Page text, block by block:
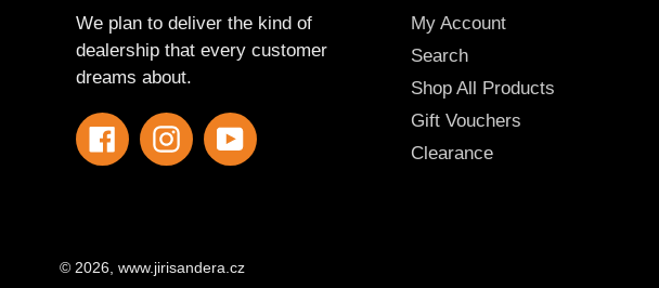
We plan to deliver the kind of
dealership that every customer
dreams about.
FacebookInstagramYouTube
My Account
Search
Shop All Products
Gift Vouchers
Clearance
© 2026, www.jirisandera.cz